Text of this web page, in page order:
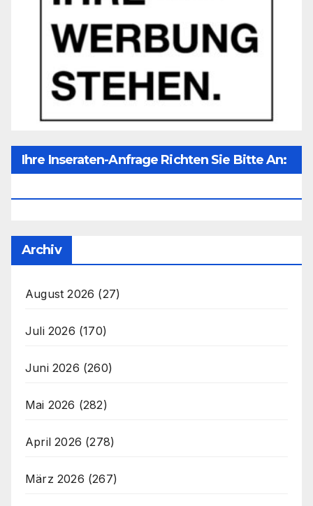
Ihre Inseraten-Anfrage Richten Sie Bitte An:
Archiv
August 2026 (27)
Juli 2026 (170)
Juni 2026 (260)
Mai 2026 (282)
April 2026 (278)
März 2026 (267)